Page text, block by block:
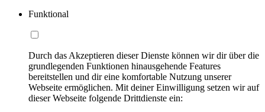
Funktional
Durch das Akzeptieren dieser Dienste können wir dir über die
grundlegenden Funktionen hinausgehende Features
bereitstellen und dir eine komfortable Nutzung unserer
Webseite ermöglichen. Mit deiner Einwilligung setzen wir auf
dieser Webseite folgende Drittdienste ein: